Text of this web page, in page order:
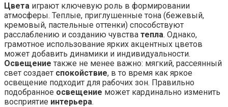
Цвета играют ключевую роль в формировании
атмосферы. Теплые, приглушенные тона (бежевый,
кремовый, пастельные оттенки) способствуют
расслаблению и созданию чувства тепла. Однако,
грамотное использование ярких акцентных цветов
может добавить динамики и индивидуальности.
Освещение также не менее важно: мягкий, рассеянный
свет создает спокойствие, в то время как яркое
освещение подходит для рабочих зон. Правильно
подобранное освещение может кардинально изменить
восприятие интерьера.